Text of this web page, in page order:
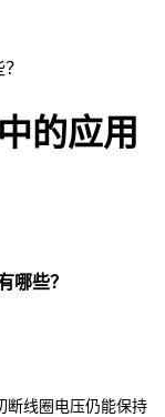
的应用
哪些？
断线圈电压仍能保持